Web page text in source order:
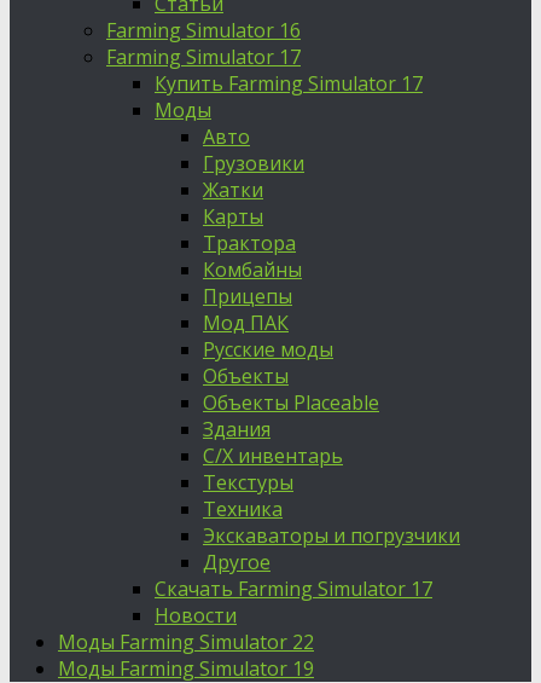
Farming Simulator 16
Farming Simulator 17
Купить Farming Simulator 17
Моды
Авто
Грузовики
Жатки
Карты
Трактора
Комбайны
Прицепы
Мод ПАК
Русские моды
Объекты
Объекты Placeable
Здания
С/Х инвентарь
Текстуры
Техника
Экскаваторы и погрузчики
Другое
Скачать Farming Simulator 17
Новости
Моды Farming Simulator 22
Моды Farming Simulator 19